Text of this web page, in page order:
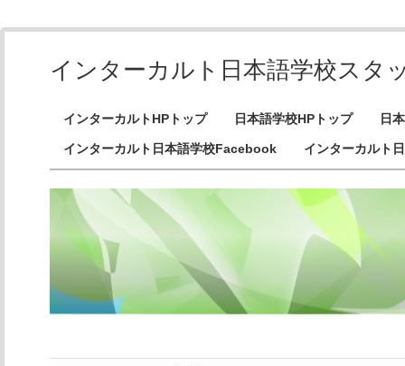
インターカルト日本語学校スタ
インターカルトHPトップ 日本語学校HPトップ 日
インターカルト日本語学校Facebook インターカルト